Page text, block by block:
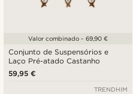
Conjunto de Suspensórios e
Laço Pré-atado Castanho
59,95 €
Valor combinado - 69,90 €
TRENDHIM